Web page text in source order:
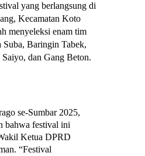
yang berlangsung di
Kecamatan Koto
menyeleksi enam tim
Suba, Baringin Tabek,
Saiyo, dan Gang Beton.
se-Sumbar 2025,
bahwa festival ini
Ketua DPRD
“Festival